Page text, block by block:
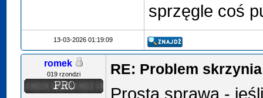
sprzęgle coś
13-03-2026 01:19:09
romek
019 rzondzi RE: Problem
Prosta sprawa -